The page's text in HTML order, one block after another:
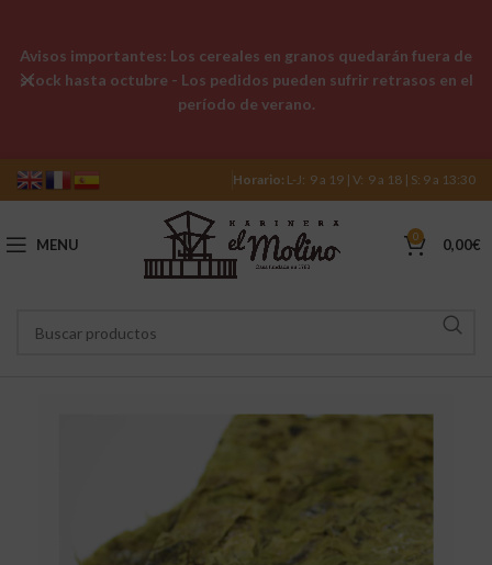
Horario: L-J: 9 a 19 | V: 9 a 18 | S: 9 a 13:30
MENU 0 0,00€
Avisos importantes: Los cereales en granos quedarán fuera de
stock hasta octubre - Los pedidos pueden sufrir retrasos en el
período de verano.